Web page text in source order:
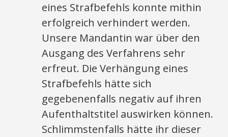
eines Strafbefehls konnte mithin
erfolgreich verhindert werden.
Unsere Mandantin war über den
Ausgang des Verfahrens sehr
erfreut. Die Verhängung eines
Strafbefehls hätte sich
gegebenenfalls negativ auf ihren
Aufenthaltstitel auswirken können.
Schlimmstenfalls hätte ihr dieser